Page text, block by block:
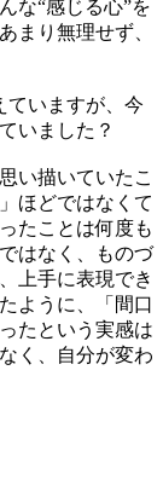
な“感じる心”を
まり無理せず、
いますが、今
いました？
い描いていたこ
ほどではなくて
たことは何度も
はなく、ものづ
上手に表現でき
ように、「間口
たという実感は
く、自分が変わ